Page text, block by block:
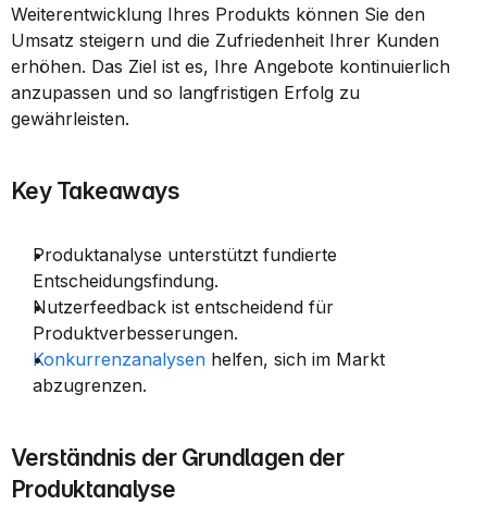
Weiterentwicklung Ihres Produkts können Sie den
Umsatz steigern und die Zufriedenheit Ihrer Kunden
erhöhen. Das Ziel ist es, Ihre Angebote kontinuierlich
anzupassen und so langfristigen Erfolg zu
gewährleisten.
Key Takeaways
Produktanalyse unterstützt fundierte
Entscheidungsfindung.
Nutzerfeedback ist entscheidend für
Produktverbesserungen.
Konkurrenzanalysen helfen, sich im Markt
abzugrenzen.
Verständnis der Grundlagen der
Produktanalyse